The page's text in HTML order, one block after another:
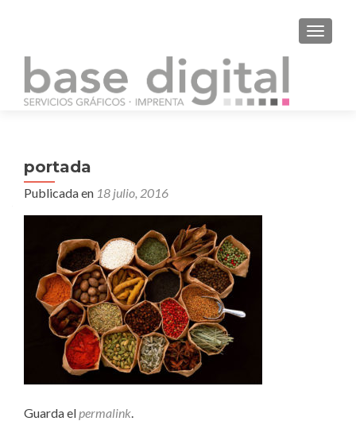
portada
Publicada en 18 julio, 2016
Guarda elpermalink.